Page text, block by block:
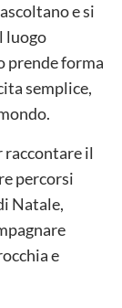
e si
luogo
prende forma
semplice,
raccontare il
percorsi
Natale,
e